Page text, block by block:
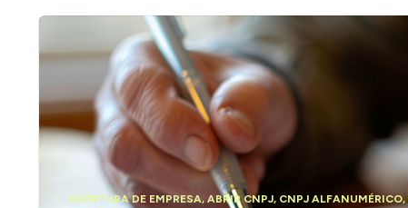
ABERTURA DE EMPRESA,ABRIR CNPJ, CNPJ ALFANUMÉRICO,